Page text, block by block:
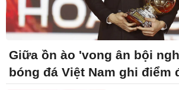
Giữa ồn ào 'vong ân bội
bóng đá Việt Nam ghi điểm